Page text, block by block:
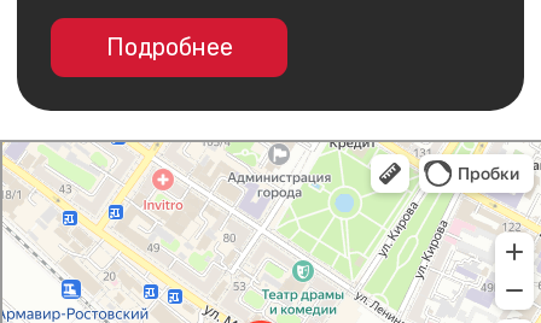
I Man
Салон связи в Армавире
Товары для мобильных телефонов в Армавире